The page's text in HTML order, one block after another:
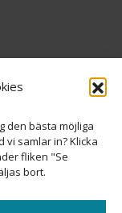
den bästa möjliga
samlar in? Klicka
fliken "Se
bort.
äldre- och